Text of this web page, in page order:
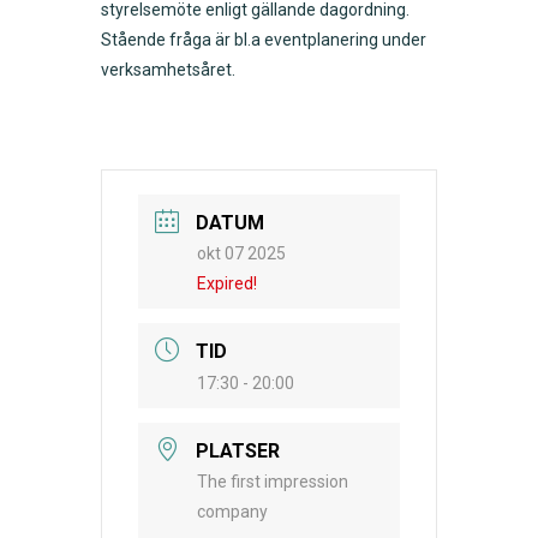
styrelsemöte enligt gällande dagordning.
Stående fråga är bl.a eventplanering under
verksamhetsåret.
DATUM
okt 07 2025
Expired!
TID
17:30 - 20:00
PLATSER
The first impression
company